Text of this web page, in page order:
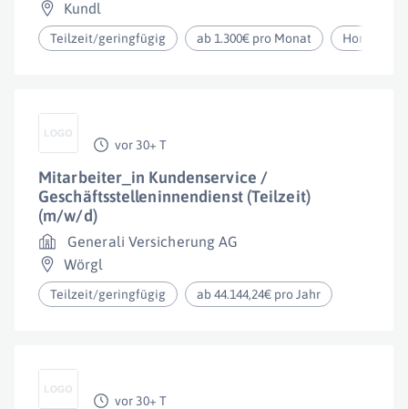
Kundl
Teilzeit/geringfügig ab 1.300€ pro Monat
vor 30+ T
Mitarbeiter_in Kundenservice /
Geschäftsstelleninnendienst (Teilzeit)
(m/w/d)
Generali Versicherung AG
Wörgl
Teilzeit/geringfügig ab 44.144,24€ pro Jahr
vor 30+ T